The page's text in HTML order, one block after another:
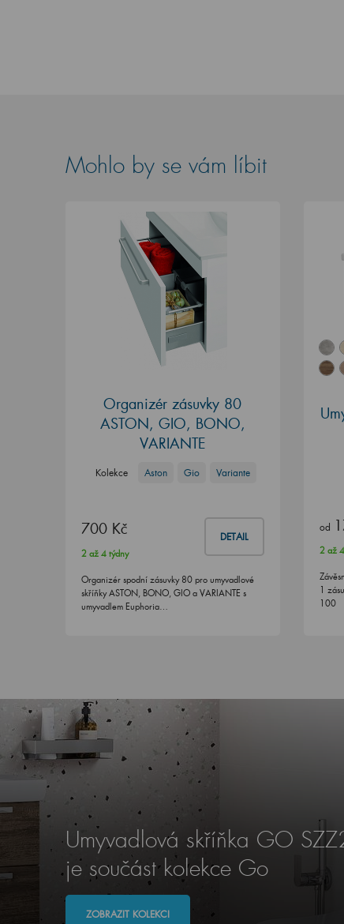
Mohlo by se vám líbit
Organizér zásuvky 80
ASTON, GIO, BONO,
VARIANTE
Kolekce Aston Gio Variante
700 Kč DETAIL
2 až 4 týdny
Organizér spodní zásuvky 80 pro umyvadlové
skříňky ASTON, BONO, GIO a VARIANTE s
umyvadlem Euphoria…
od
2 až
1
100
Umyvadlová skříňka GO
je součást kolekce Go
ZOBRAZIT KOLEKCI